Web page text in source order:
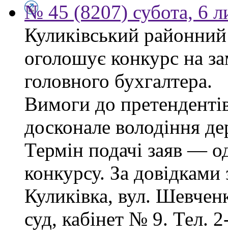
№ 45 (8207) субота, 6
Куликівський районний
оголошує конкурс на
головного бухгалтера.
Вимоги до
досконале володіння
Термін подачі заяв —
конкурсу. За
Куликівка, вул.
суд, кабінет № 9. Тел.